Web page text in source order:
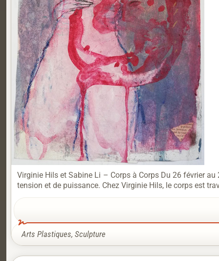
Virginie Hils et Sabine Li – Corps à Corps Du 26 février
tension et de puissance. Chez Virginie Hils, le corps est
Arts Plastiques, Sculpture